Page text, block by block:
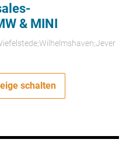
& MINI
schalten